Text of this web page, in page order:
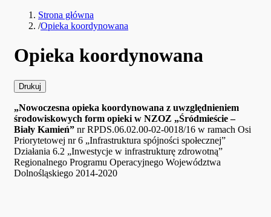
Strona główna
/Opieka koordynowana
Opieka koordynowana
Drukuj
„Nowoczesna opieka koordynowana z uwzględnieniem
środowiskowych form opieki w NZOZ „Śródmieście –
Biały Kamień” nr RPDS.06.02.00-02-0018/16 w ramach Osi
Priorytetowej nr 6 „Infrastruktura spójności społecznej”
Działania 6.2 „Inwestycje w infrastrukturę zdrowotną”
Regionalnego Programu Operacyjnego Województwa
Dolnośląskiego 2014-2020